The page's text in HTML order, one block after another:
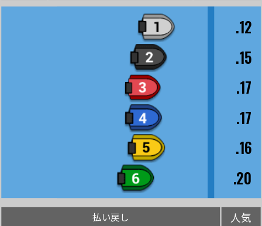
.12
.15
.17
.17
.16
.20
払い戻し 人気